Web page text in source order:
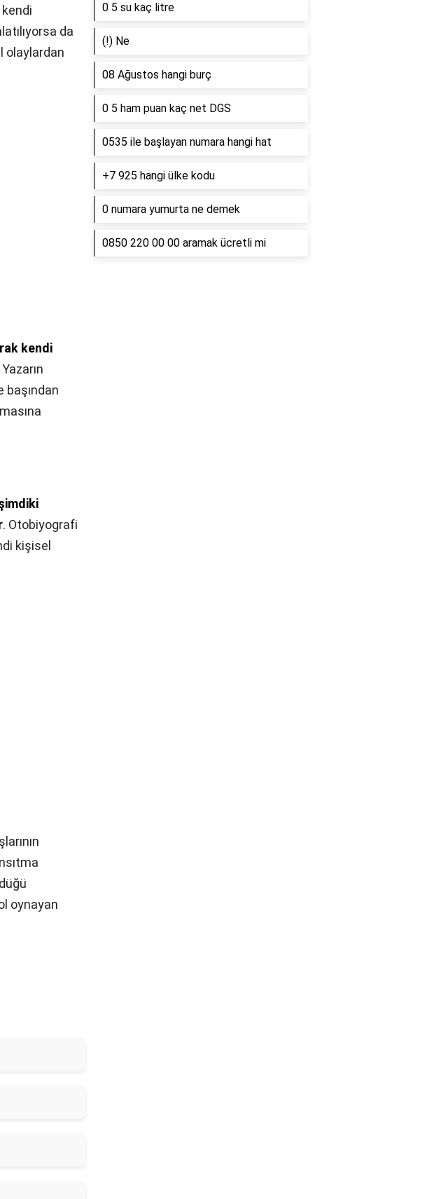
kendi
da
olaylardan
kendi
başından
. Otobiyografi
kişisel
oynayan
0 5 su kaç litre
(!) Ne
08 Ağustos hangi burç
0 5 ham puan kaç net DGS
0535 ile başlayan numara hangi hat
+7 925 hangi ülke kodu
0 numara yumurta ne demek
0850 220 00 00 aramak ücretli mi